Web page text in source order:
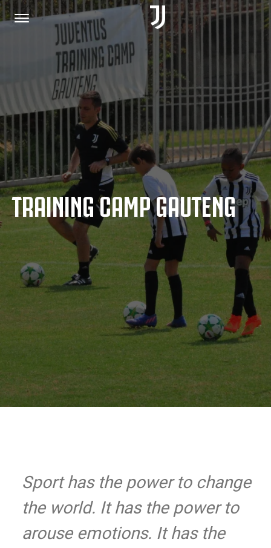
HOME
JOIN US
PRIVACY POLICY
JUVENTUS.COM
SHOP
MORE
TRAINING CAMP GAUTENG
Sport has the power to change
the world. It has the power to
arouse emotions. It has the